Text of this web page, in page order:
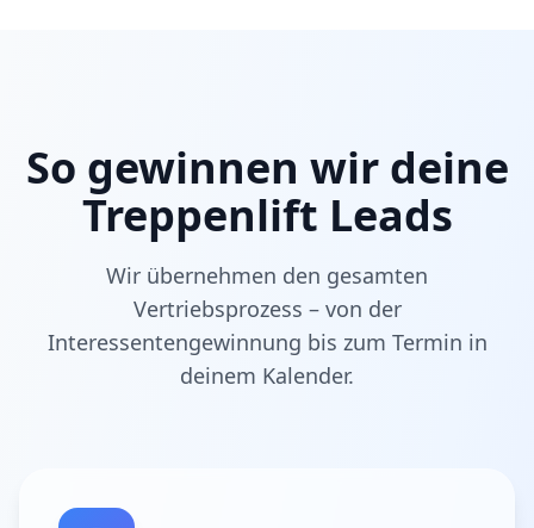
So gewinnen wir deine
Treppenlift Leads
Wir übernehmen den gesamten
Vertriebsprozess – von der
Interessentengewinnung bis zum Termin in
deinem Kalender.